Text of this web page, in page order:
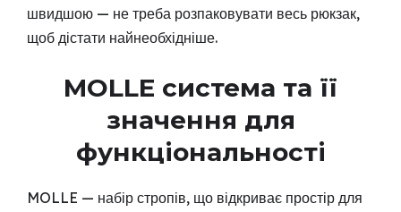
швидшою — не треба розпаковувати весь рюкзак,
щоб дістати найнеобхідніше.
MOLLE система та її
значення для
функціональності
MOLLE — набір стропів, що відкриває простір для